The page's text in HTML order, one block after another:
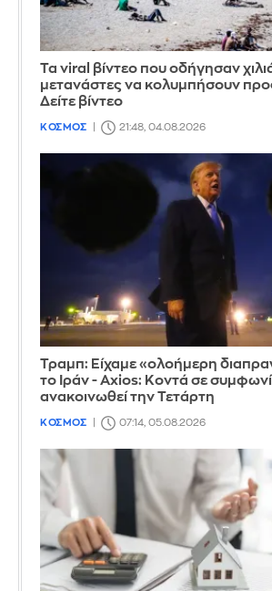
Τα viral βίντεο που οδήγησαν
μετανάστες να κολυμπήσουν
Δείτε βίντεο
ΚΟΣΜΟΣ 21:48, 04.08.2026
Τραμπ: Είχαμε «ολοήμερη
το Ιράν - Axios: Κοντά σε
ανακοινωθεί την Τετάρτη
ΚΟΣΜΟΣ 07:14, 05.08.2026